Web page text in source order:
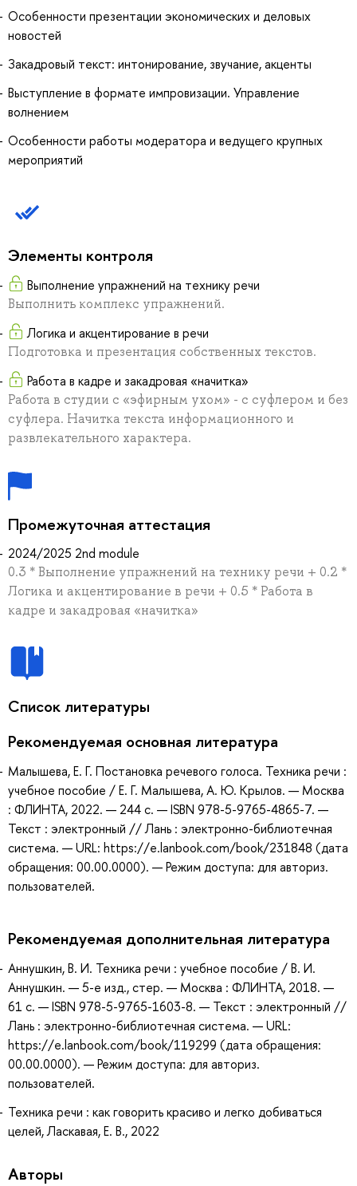
Особенности презентации экономических и деловых
новостей
Закадровый текст: интонирование, звучание, акценты
Выступление в формате импровизации. Управление
волнением
Особенности работы модератора и ведущего крупных
мероприятий
Элементы контроля
Выполнение упражнений на технику речи
Выполнить комплекс упражнений.
Логика и акцентирование в речи
Подготовка и презентация собственных текстов.
Работа в кадре и закадровая «начитка»
Работа в студии с «эфирным ухом» - с суфлером и без
суфлера. Начитка текста информационного и
развлекательного характера.
Промежуточная аттестация
2024/2025 2nd module
0.3 * Выполнение упражнений на технику речи + 0.2 *
Логика и акцентирование в речи + 0.5 * Работа в
кадре и закадровая «начитка»
Список литературы
Рекомендуемая основная литература
Малышева, Е. Г. Постановка речевого голоса. Техника речи :
учебное пособие / Е. Г. Малышева, А. Ю. Крылов. — Москва
: ФЛИНТА, 2022. — 244 с. — ISBN 978-5-9765-4865-7. —
Текст : электронный // Лань : электронно-библиотечная
система. — URL: https://e.lanbook.com/book/231848 (дата
обращения: 00.00.0000). — Режим доступа: для авториз.
пользователей.
Рекомендуемая дополнительная литература
Аннушкин, В. И. Техника речи : учебное пособие / В. И.
Аннушкин. — 5-е изд., стер. — Москва : ФЛИНТА, 2018. —
61 с. — ISBN 978-5-9765-1603-8. — Текст : электронный //
Лань : электронно-библиотечная система. — URL:
https://e.lanbook.com/book/119299 (дата обращения:
00.00.0000). — Режим доступа: для авториз.
пользователей.
Техника речи : как говорить красиво и легко добиваться
целей, Ласкавая, Е. В., 2022
Авторы